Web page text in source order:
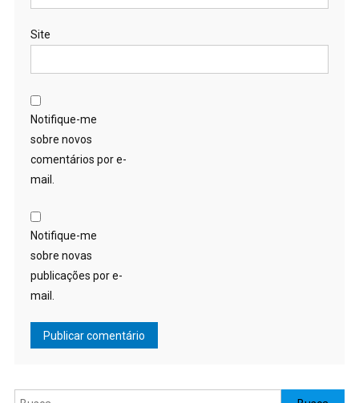
Site
Notifique-me
sobre novos
comentários por e-
mail.
Notifique-me
sobre novas
publicações por e-
mail.
Pesquisar